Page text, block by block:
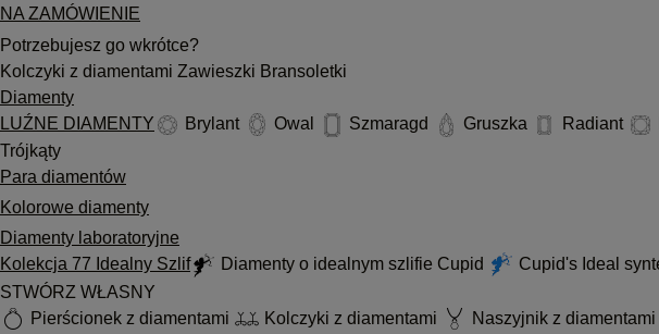
NA ZAMÓWIENIE
Potrzebujesz go wkrótce?
Kolczyki z diamentami Zawieszki Bransoletki
Diamenty
LUŹNE DIAMENTY
Brylant Owal Szmaragd Gruszka Radiant
Trójkąty
Para diamentów
Kolorowe diamenty
Diamenty laboratoryjne
Kolekcja 77 Idealny Szlif
Diamenty o idealnym szlifie Cupid Cupid's Ideal
STWÓRZ WŁASNY
Pierścionek z diamentami
Kolczyki z diamentami
Naszyjnik z diamentami